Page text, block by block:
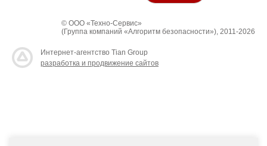
© ООО «Техно-Сервис»
(Группа компаний «Алгоритм безопасности»), 2011-2026
Интернет-агентство Tian Group
разработка и продвижение сайтов